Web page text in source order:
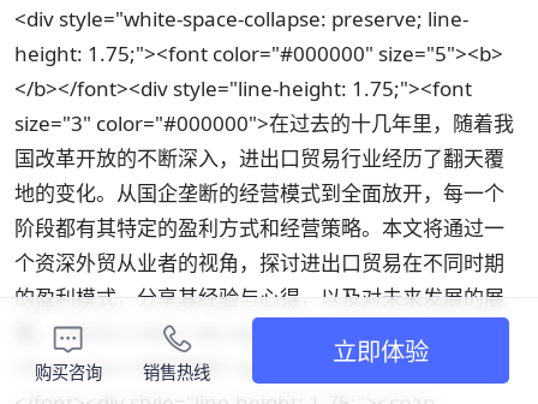
<div style="white-space-collapse: preserve; line-
height: 1.75;"><font color="#000000" size="5"><b>
</b></font><div style="line-height: 1.75;"><font
size="3" color="#000000">在过去的十几年里，随着我
国改革开放的不断深入，进出口贸易行业经历了翻天覆
地的变化。从国企垄断的经营模式到全面放开，每一个
阶段都有其特定的盈利方式和经营策略。本文将通过一
个资深外贸从业者的视角，探讨进出口贸易在不同时期
的盈利模式，分享其经验与心得，以及对未来发展的展
望。</font></div><div style="line-height: 1.75;">
<font color="#000000" size="3">
购买咨询 销售热线
立即体验